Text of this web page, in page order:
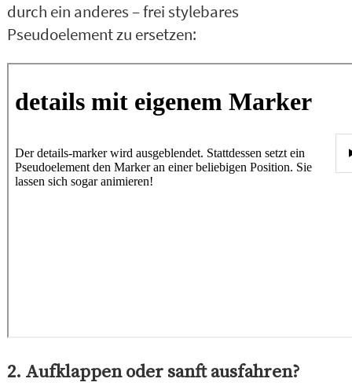
durch ein anderes – frei stylebares
Pseudoelement zu ersetzen:
2. Aufklappen oder sanft ausfahren?